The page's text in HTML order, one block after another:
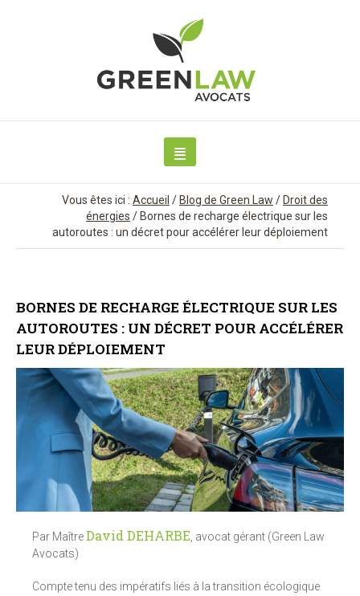
Vous êtes ici : Accueil / Blog de Green Law / Droit des
énergies / Bornes de recharge électrique sur les
autoroutes : un décret pour accélérer leur déploiement
BORNES DE RECHARGE ÉLECTRIQUE SUR LES
AUTOROUTES : UN DÉCRET POUR ACCÉLÉRER
LEUR DÉPLOIEMENT
Par MaîtreDavid DEHARBE , avocat gérant (Green Law
Avocats)
Compte tenu des impératifs liés à la transition écologique